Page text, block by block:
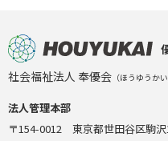
社会福祉法人 奉優会 （ほうゆうかい
法人管理本部
〒154-0012 東京都世田谷区駒